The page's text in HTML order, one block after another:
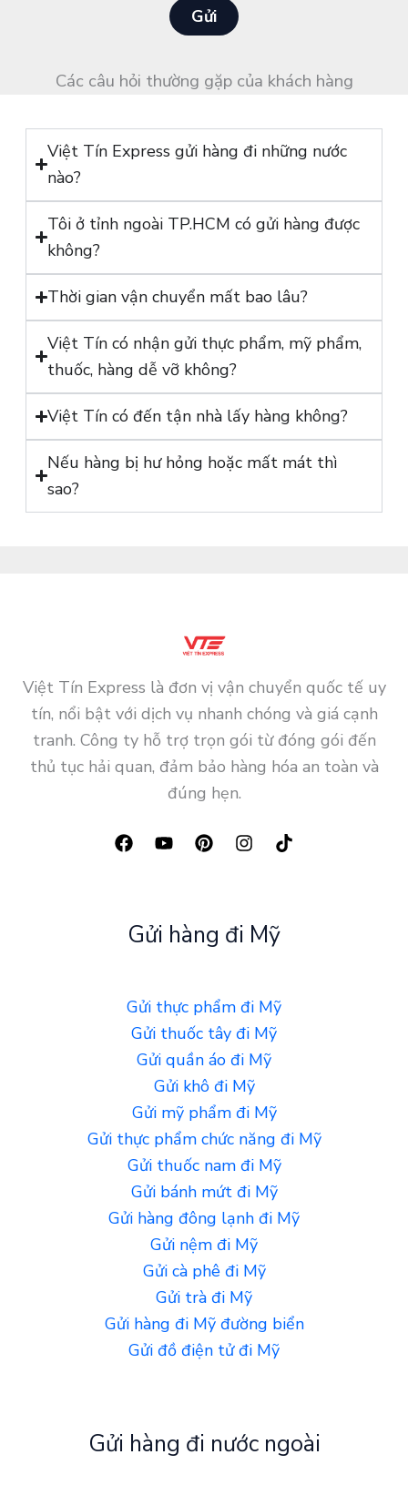
Gửi
Các câu hỏi thường gặp của khách hàng
Việt Tín Express gửi hàng đi những nước
nào?
Tôi ở tỉnh ngoài TP.HCM có gửi hàng được
không?
Thời gian vận chuyển mất bao lâu?
Việt Tín có nhận gửi thực phẩm, mỹ phẩm,
thuốc, hàng dễ vỡ không?
Việt Tín có đến tận nhà lấy hàng không?
Nếu hàng bị hư hỏng hoặc mất mát thì
sao?
Việt Tín Express là đơn vị vận chuyển quốc tế uy
tín, nổi bật với dịch vụ nhanh chóng và giá cạnh
tranh. Công ty hỗ trợ trọn gói từ đóng gói đến
thủ tục hải quan, đảm bảo hàng hóa an toàn và
đúng hẹn.
Gửi hàng đi Mỹ
Gửi thực phẩm đi Mỹ
Gửi thuốc tây đi Mỹ
Gửi quần áo đi Mỹ
Gửi khô đi Mỹ
Gửi mỹ phẩm đi Mỹ
Gửi thực phẩm chức năng đi Mỹ
Gửi thuốc nam đi Mỹ
Gửi bánh mứt đi Mỹ
Gửi hàng đông lạnh đi Mỹ
Gửi nệm đi Mỹ
Gửi cà phê đi Mỹ
Gửi trà đi Mỹ
Gửi hàng đi Mỹ đường biển
Gửi đồ điện tử đi Mỹ
Gửi hàng đi nước ngoài